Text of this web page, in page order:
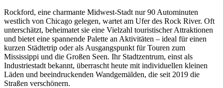
Rockford, eine charmante Midwest-Stadt nur 90 Autominuten
westlich von Chicago gelegen, wartet am Ufer des Rock River. Oft
unterschätzt, beheimatet sie eine Vielzahl touristischer Attraktionen
und bietet eine spannende Palette an Aktivitäten – ideal für einen
kurzen Städtetrip oder als Ausgangspunkt für Touren zum
Mississippi und die Großen Seen. Ihr Stadtzentrum, einst als
Industriestadt bekannt, überrascht heute mit individuellen kleinen
Läden und beeindruckenden Wandgemälden, die seit 2019 die
Straßen verschönern.